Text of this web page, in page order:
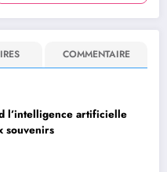
COMMENTAIRE
l’intelligence artificielle
souvenirs